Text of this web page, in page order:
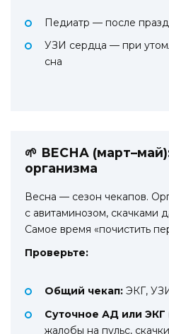
Педиатр — после
УЗИ сердца — при
сна
🌱 ВЕСНА
организма
Весна — сезон чекапов.
с авитаминозом, скачками
Самое время «почистить
Проверьте:
Общий чекап: ЭКГ,
Суточное АД или ЭКГ
жалобы на пульс,